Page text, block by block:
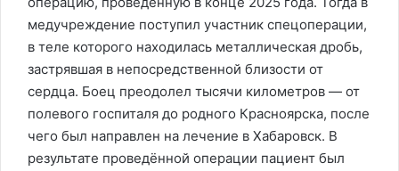
медучреждение поступил участник спецоперации,
в теле которого находилась металлическая дробь,
застрявшая в непосредственной близости от
сердца. Боец преодолел тысячи километров — от
полевого госпиталя до родного Красноярска, после
чего был направлен на лечение в Хабаровск. В
результате проведённой операции пациент был